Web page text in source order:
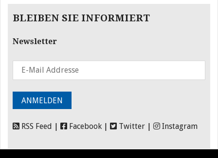
BLEIBEN SIE INFORMIERT
Newsletter
RSS Feed | Facebook | Twitter | Instagram